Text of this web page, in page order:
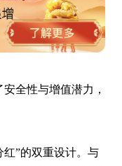
全性与增值潜力，
”的双重设计。与